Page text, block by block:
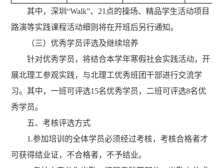
其中，深圳“Walk”、21点的操场、精品学生活动项目
路演等实践课程活动细则将在开班后另行通知。
（三）优秀学员评选及继续培养
针对优秀学员，将结合本学年寒假社会实践活动，开
展北理工参观实践，与北理工优秀班团干部进行交流学
习。其中，一班可评选15名优秀学员，二班可评选8名优
秀学员。
五、考核评选方式
1.参加培训的全体学员必须经过考核，考核合格者才
可获得结业证，不合格者，不予结业。